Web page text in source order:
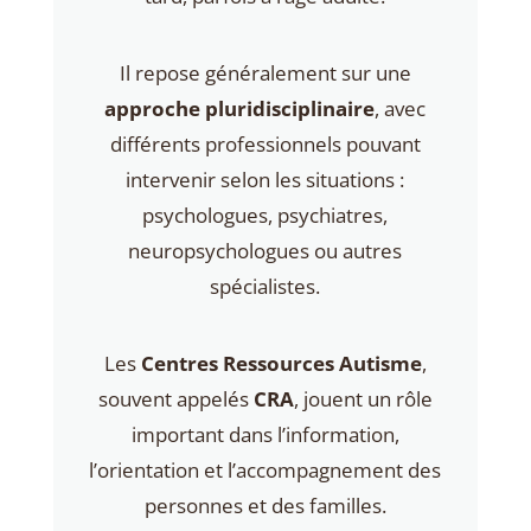
Il repose généralement sur une
approche pluridisciplinaire, avec
différents professionnels pouvant
intervenir selon les situations :
psychologues, psychiatres,
neuropsychologues ou autres
spécialistes.
Les Centres Ressources Autisme,
souvent appelés CRA, jouent un rôle
important dans l’information,
l’orientation et l’accompagnement des
personnes et des familles.